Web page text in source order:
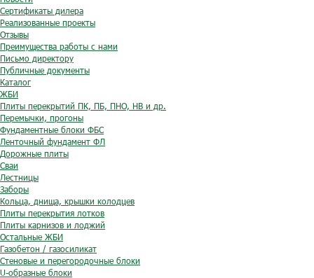
Сертификаты дилера
Реализованные проекты
Отзывы
Преимущества работы с нами
Письмо директору
Публичные документы
Каталог
ЖБИ
Плиты перекрытий ПК, ПБ, ПНО, НВ и др.
Перемычки, прогоны
Фундаментные блоки ФБС
Ленточный фундамент ФЛ
Дорожные плиты
Сваи
Лестницы
Заборы
Кольца, днища, крышки колодцев
Плиты перекрытия лотков
Плиты карнизов и лоджий
Остальные ЖБИ
Газобетон / газосиликат
Стеновые и перегородочные блоки
U-образные блоки